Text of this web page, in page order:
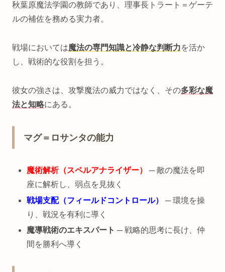
秋葉原魔法学園の教師であり、理事長トラート＝ゲーテ
ルの補佐を務める実力者。
戦場においては魔法の専門知識と冷静な判断力を活か
し、戦術的な役割を担う。
彼女の強さは、攻撃魔法の威力ではなく、その多彩な魔
法と知略にある。
マグ＝ロサンタの能力
魔術解析（スペルアナライザー）
─ 敵の魔法を即
座に解析し、弱点を見抜く
戦場支配（フィールドコントロール）
─ 環境を操
り、戦況を有利に導く
魔導戦術のエキスパート ─ 戦略的思考に長け、仲
間を勝利へ導く